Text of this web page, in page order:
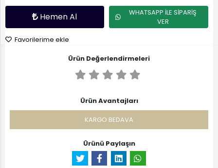
Hemen Al
WHATSAPP İLE SİPARİŞ
VER
Favorilerime ekle
Ürün Değerlendirmeleri
Ürün Avantajları
KARGO BEDAVA
Ürünü Paylaşın